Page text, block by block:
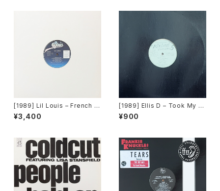
[1989] Lil Louis – French Ki
ss [Epic]
¥3,400
[1989] Ellis D – Took My L
ove Away [Minimal Record
s]
¥900